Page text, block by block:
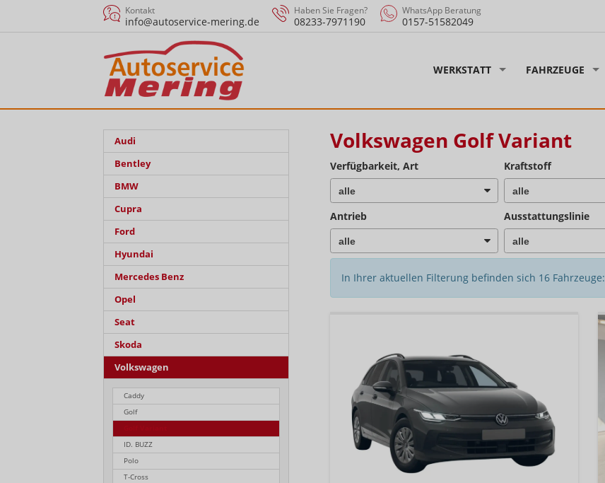
Kontakt
info@autoservice-mering.de
Haben Sie Fragen?
08233-7971190
WhatsApp Beratung
0157-51582049
WERKSTATT FAHRZEUGE
Volkswagen Golf Variant
Verfügbarkeit, Art Kraftstoff
Antrieb Ausstattungslinie
In Ihrer aktuellen Filterung befinden sich 16Fahrzeuge:
Audi
Bentley
BMW
Cupra
Ford
Hyundai
Mercedes Benz
Opel
Seat
Skoda
Volkswagen
Caddy
Golf
ID. BUZZ
Polo
T-Cross